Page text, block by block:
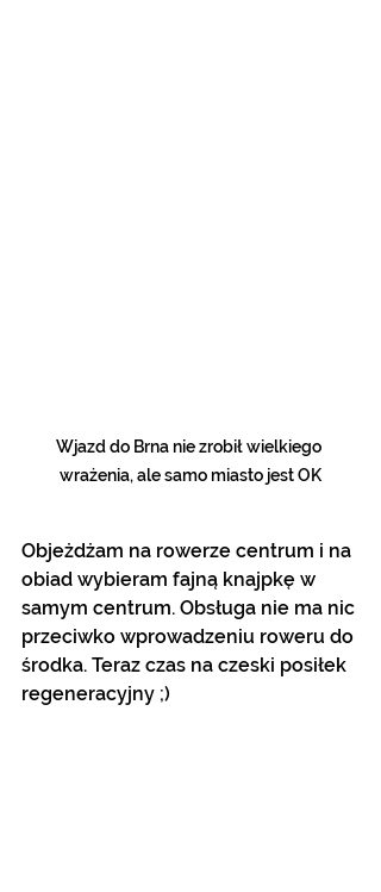
Wjazd do Brna nie zrobił wielkiego
wrażenia, ale samo miasto jest OK
Objeżdżam na rowerze centrum i na
obiad wybieram fajną knajpkę w
samym centrum. Obsługa nie ma nic
przeciwko wprowadzeniu roweru do
środka. Teraz czas na czeski posiłek
regeneracyjny ;)